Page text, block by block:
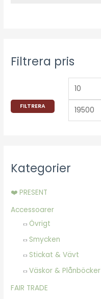
Filtrera pris
FILTRERA
Kategorier
❤️ PRESENT
Accessoarer
Övrigt
Smycken
Stickat & Vävt
Väskor & Plånböcker
FAIR TRADE